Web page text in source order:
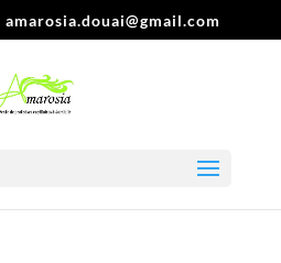
amarosia.douai@gmail.com